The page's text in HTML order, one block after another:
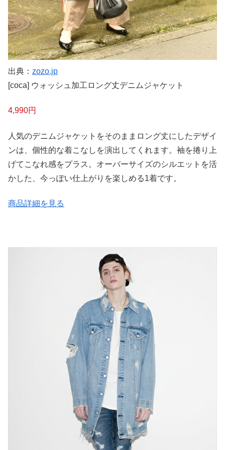
出典： zozo.jp
[coca] ウォッシュ加工ロング丈デニムジャケット
4,990円
人気のデニムジャケットをそのままロング丈にしたデザイ
ンは、個性的な着こなしを演出してくれます。袖を捲り上
げてこなれ感をプラス。オーバーサイズのシルエットを活
かした、今っぽい仕上がりを楽しめる1着です。
商品詳細を見る